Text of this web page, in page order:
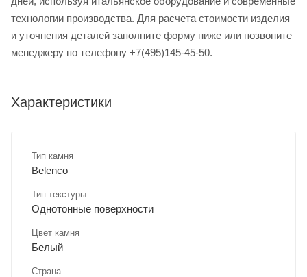
технологии производства. Для расчета стоимости изделия
и уточнения деталей заполните форму ниже или позвоните
менеджеру по телефону +7(495)145-45-50.
Характеристики
Тип камня
Belenco
Тип текстуры
Однотонные поверхности
Цвет камня
Белый
Страна